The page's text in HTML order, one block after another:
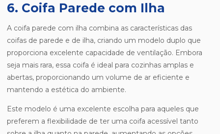
6. Coifa Parede com Ilha
A coifa parede com ilha combina as características das
coifas de parede e de ilha, criando um modelo duplo que
proporciona excelente capacidade de ventilação. Embora
seja mais rara, essa coifa é ideal para cozinhas amplas e
abertas, proporcionando um volume de ar eficiente e
mantendo a estética do ambiente.
Este modelo é uma excelente escolha para aqueles que
preferem a flexibilidade de ter uma coifa acessível tanto